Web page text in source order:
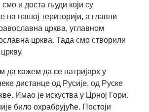
и доста људи који су
на нашој територији, а главни
црква, углавном
црква. Тада смо створили
кажем да се патријарх у
дистанце од Русије, од Руске
Имао је искуства у Црној Гори.
било охрабрујуће. Постоји